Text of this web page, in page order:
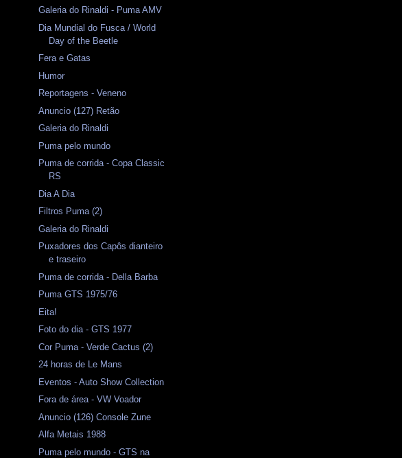
Galeria do Rinaldi - Puma AMV
Dia Mundial do Fusca / World
Day of the Beetle
Fera e Gatas
Humor
Reportagens - Veneno
Anuncio (127) Retão
Galeria do Rinaldi
Puma pelo mundo
Puma de corrida - Copa Classic
RS
Dia A Dia
Filtros Puma (2)
Galeria do Rinaldi
Puxadores dos Capôs dianteiro
e traseiro
Puma de corrida - Della Barba
Puma GTS 1975/76
Eita!
Foto do dia - GTS 1977
Cor Puma - Verde Cactus (2)
24 horas de Le Mans
Eventos - Auto Show Collection
Fora de área - VW Voador
Anuncio (126) Console Zune
Alfa Metais 1988
Puma pelo mundo - GTS na